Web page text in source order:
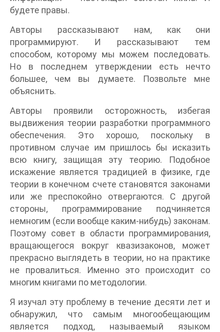
будете правы.
Авторы рассказывают нам, как они
программируют. И рассказывают тем
способом, которому мы можем последовать.
Но в последнем утверждении есть нечто
большее, чем вы думаете. Позвольте мне
объяснить.
Авторы проявили осторожность, избегая
выдвижения теории разработки программного
обеспечения. Это хорошо, поскольку в
противном случае им пришлось бы исказить
всю книгу, защищая эту теорию. Подобное
искажение является традицией в физике, где
теории в конечном счете становятся законами
или же преспокойно отвергаются. С другой
стороны, программирование подчиняется
немногим (если вообще каким-нибудь) законам.
Поэтому совет в области программирования,
вращающегося вокруг квазизаконов, может
прекрасно выглядеть в теории, но на практике
не провалиться. Именно это происходит со
многим книгами по методологии.
Я изучал эту проблему в течение десяти лет и
обнаружил, что самым многообещающим
является подход, называемый языком